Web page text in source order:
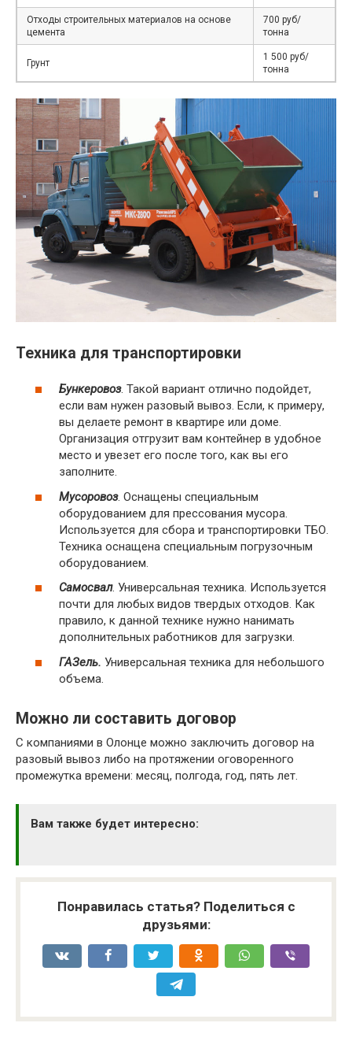
Отходы строительных материалов на основе
цемента
700 руб/
тонна
Грунт
1 500 руб/
тонна
Техника для транспортировки
Бункеровоз. Такой вариант отлично подойдет,
если вам нужен разовый вывоз. Если, к примеру,
вы делаете ремонт в квартире или доме.
Организация отгрузит вам контейнер в удобное
место и увезет его после того, как вы его
заполните.
Мусоровоз. Оснащены специальным
оборудованием для прессования мусора.
Используется для сбора и транспортировки ТБО.
Техника оснащена специальным погрузочным
оборудованием.
Самосвал. Универсальная техника. Используется
почти для любых видов твердых отходов. Как
правило, к данной технике нужно нанимать
дополнительных работников для загрузки.
ГАЗель. Универсальная техника для небольшого
объема.
Можно ли составить договор
С компаниями в Олонце можно заключить договор на
разовый вывоз либо на протяжении оговоренного
промежутка времени: месяц, полгода, год, пять лет.
Вам также будет интересно:
Понравилась статья? Поделиться с
друзьями: